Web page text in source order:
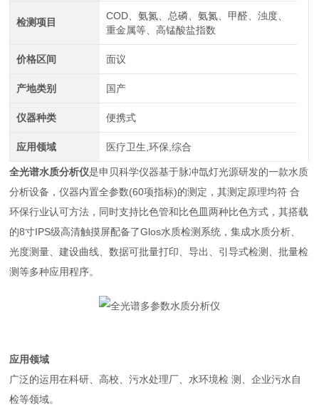
检测项目
COD、氨氮、总磷、氨氮、甲醛、浊度、
重金属等、高锰酸盐指数
价格区间 面议
产地类别 国产
仪器种类 便携式
应用领域 医疗卫生,环保,综合
全光谱水质分析仪是申贝科学仪器基于脉冲氙灯光源研发的一款水质
分析设备，仪器内置全参数(60项指标)的测定，其测定原理均符 合
环保行业认可方法，同时支持比色管和比色皿两种比色方式，其搭载
的8寸IPS级高清触摸屏配备了Glos水质检测系统，集成水质分析、
光度测量、建设曲线、数据可批量打印、导出、引导式检测、批量检
测等多种应用程序。
应用领域
广泛的运用在科研、高校、污水处理厂、水环境检 测、企业污水自
检等领域。